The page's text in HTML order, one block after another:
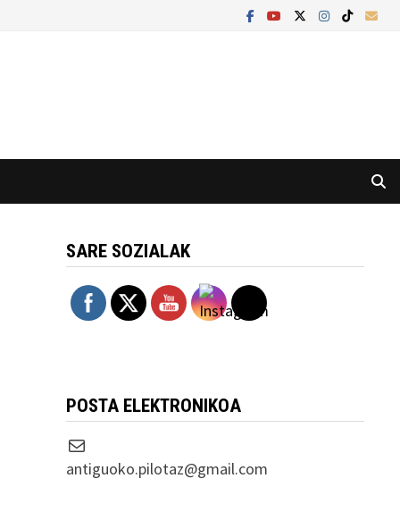
SARE SOZIALAK
POSTA ELEKTRONIKOA
Correo electrónico
antiguoko.pilotaz@gmail.com